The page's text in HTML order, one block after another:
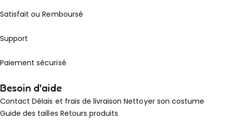
Satisfait ou Remboursé
Support
Paiement sécurisé
Besoin d'aide
Contact Délais et frais de livraison Nettoyer son costume
Guide des tailles Retours produits